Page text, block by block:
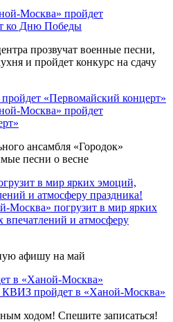
Москва» пройдет
ко Дню Победы
прозвучат военные песни,
и пройдет конкурс на сдачу
Москва» пройдет
ансамбля «Городок»
песни о весне
Москва» погрузит в мир ярких
и атмосферу
афишу на май
пройдет в «Ханой-Москва»
ходом! Спешите записаться!